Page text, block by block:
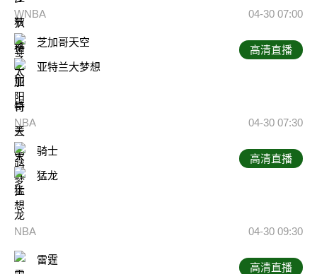
WNBA 04-30 07:00
芝加哥天空
亚特兰大梦想
高清直播
NBA 04-30 07:30
骑士
猛龙
高清直播
NBA 04-30 09:30
雷霆
高清直播